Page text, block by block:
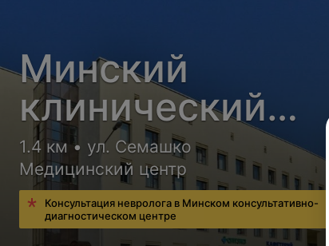
Минский
клинический
консультативно-
диагностический
центр
1.4 км • ул. Семашко
Медицинский центр
Консультация невролога в Минском консультативно-
диагностическом центре